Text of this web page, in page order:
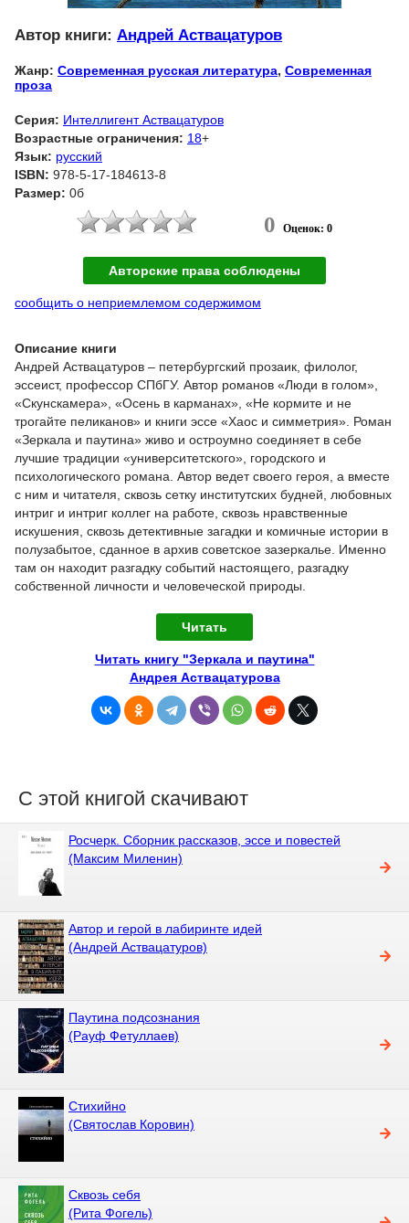
Автор книги: Андрей Аствацатуров
Жанр: Современная русская литература, Современная
проза
Серия: Интеллигент Аствацатуров
Возрастные ограничения: 18+
Язык: русский
ISBN: 978-5-17-184613-8
Размер: 0б
0 Оценок: 0
Авторские права соблюдены
сообщить о неприемлемом содержимом
Описание книги
Андрей Аствацатуров – петербургский прозаик, филолог,
эссеист, профессор СПбГУ. Автор романов «Люди в голом»,
«Скунскамера», «Осень в карманах», «Не кормите и не
трогайте пеликанов» и книги эссе «Хаос и симметрия». Роман
«Зеркала и паутина» живо и остроумно соединяет в себе
лучшие традиции «университетского», городского и
психологического романа. Автор ведет своего героя, а вместе
с ним и читателя, сквозь сетку институтских будней, любовных
интриг и интриг коллег на работе, сквозь нравственные
искушения, сквозь детективные загадки и комичные истории в
полузабытое, сданное в архив советское зазеркалье. Именно
там он находит разгадку событий настоящего, разгадку
собственной личности и человеческой природы.
Читать
Читать книгу "Зеркала и паутина"
Андрея Аствацатурова
С этой книгой скачивают
Росчерк. Сборник рассказов, эссе и повестей
(Максим Миленин)
Автор и герой в лабиринте идей
(Андрей Аствацатуров)
Паутина подсознания
(Рауф Фетуллаев)
Стихийно
(Святослав Коровин)
Сквозь себя
(Рита Фогель)